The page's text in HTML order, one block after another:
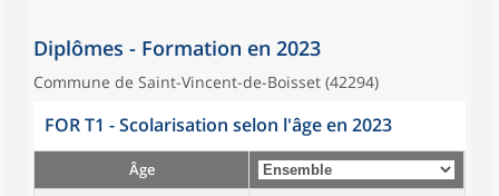
Diplômes - Formation en 2023
Commune de Saint-Vincent-de-Boisset (42294)
FOR T1 - Scolarisation selon l'âge en 2023
Âge